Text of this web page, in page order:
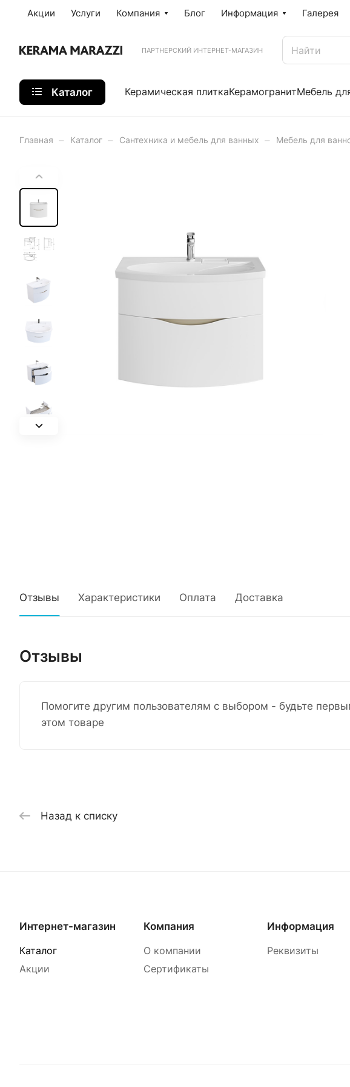
Акции Услуги Компания Блог Информация Галерея
ПАРТНЕРСКИЙ ИНТЕРНЕТ-МАГАЗИН
Каталог Керамическая плиткаКерамогранитМебель
Главная – Каталог – Сантехника и мебель для ванных – Мебель для
Отзывы Характеристики Оплата Доставка
Отзывы
Помогите другим пользователям с выбором - будьте
этом товаре
Назад к списку
Интернет-магазин
Каталог
Акции
Компания
О компании
Сертификаты
Информация
Реквизиты